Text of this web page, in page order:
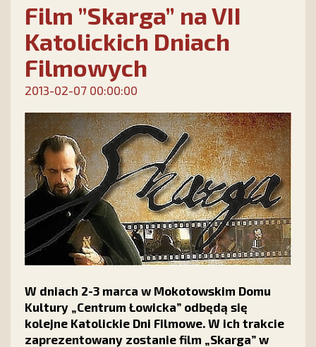
Film ”Skarga” na VII
Katolickich Dniach
Filmowych
2013-02-07 00:00:00
W dniach 2-3 marca w Mokotowskim Domu
Kultury „Centrum Łowicka” odbędą się
kolejne Katolickie Dni Filmowe. W ich trakcie
zaprezentowany zostanie film „Skarga” w